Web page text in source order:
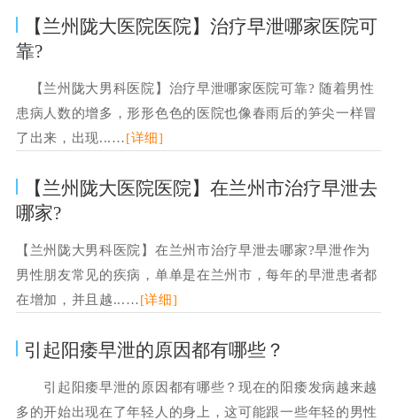
【兰州陇大医院医院】治疗早泄哪家医院可
靠?
【兰州陇大男科医院】治疗早泄哪家医院可靠? 随着男性
患病人数的增多，形形色色的医院也像春雨后的笋尖一样冒
了出来，出现...…[详细]
【兰州陇大医院医院】在兰州市治疗早泄去
哪家?
【兰州陇大男科医院】在兰州市治疗早泄去哪家?早泄作为
男性朋友常见的疾病，单单是在兰州市，每年的早泄患者都
在增加，并且越...…[详细]
引起阳痿早泄的原因都有哪些？
引起阳痿早泄的原因都有哪些？现在的阳痿发病越来越
多的开始出现在了年轻人的身上，这可能跟一些年轻的男性